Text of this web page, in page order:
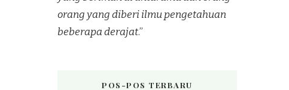
orang yang diberi ilmu pengetahuan
beberapa derajat.”
POS-POS TERBARU